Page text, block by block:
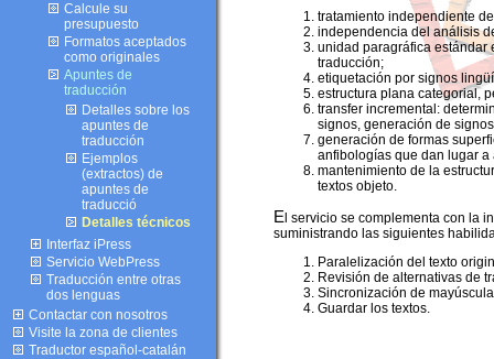
Calcule su
presupuesto
Formatos aceptados
como originales
Apuntes de
traducción
Detalles sobre los
apuntes de
traducción
Ejemplos
(extractos) de
apuntes de
traducció
Detalles técnicos
Interfaz iPress
Servicio WebPress
Traducción entre otras
dos lenguas
Contactar con nosotros
Visite la zona de clientes
Traductor español-catalán
tratamiento independiente
independencia del análisis
unidad paragráfica estándar
traducción;
etiquetación por signos
estructura plana categorial,
transfer incremental:
signos, generación de
generación de formas
anfibologías que dan lugar a
mantenimiento de la
textos objeto.
E l servicio se complementa con la
suministrando las siguientes
Paralelización del texto
Revisión de alternativas de
Sincronización de
Guardar los textos.